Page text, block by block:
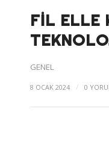
FİL ELLE
GENEL
8 OCAK 2024 / 0